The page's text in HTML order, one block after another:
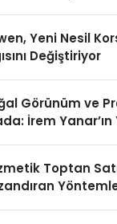
Yeni Nesil
Değiştiriyor
Görünüm ve
İrem Yanar’ın
Toptan